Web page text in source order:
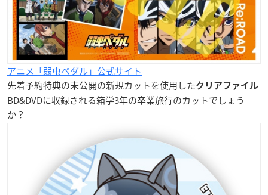
アニメ「弱虫ペダル」公式サイト
先着予約特典の未公開の新規カットを使用したクリアファイル
BD&DVDに収録される箱学3年の卒業旅行のカットでしょう
か？